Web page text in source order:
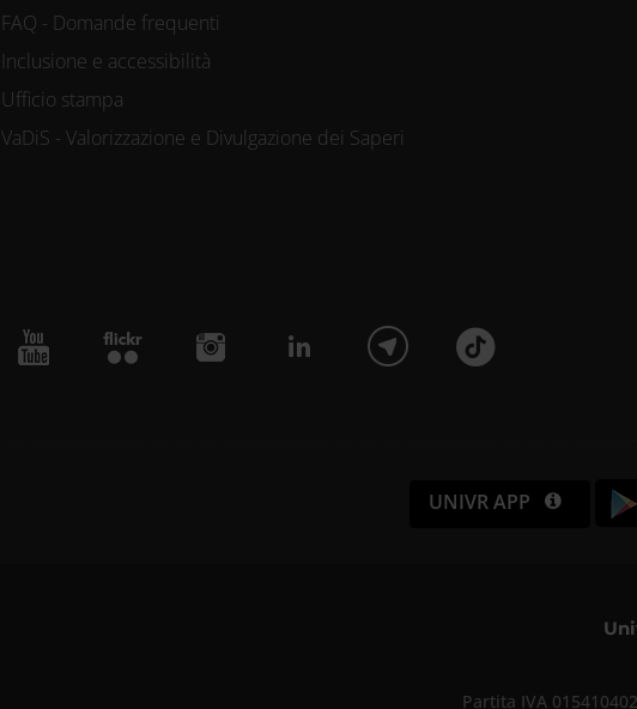
FAQ - Domande frequenti
Inclusione e accessibilità
Ufficio stampa
VaDiS - Valorizzazione e Divulgazione dei Saperi
UNIVR APP
Partita IVA